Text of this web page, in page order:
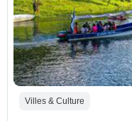
Villes & Culture